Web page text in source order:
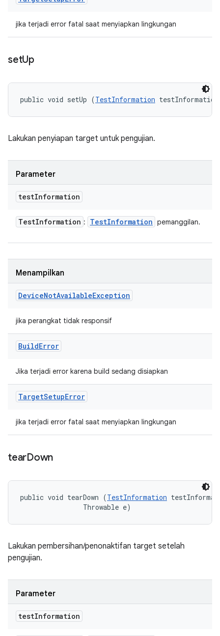
jika terjadi error fatal saat menyiapkan lingkungan
setUp
public void setUp (TestInformation
Lakukan penyiapan target untuk pengujian.
Parameter
testInformation
TestInformation : TestInformation pemanggilan.
Menampilkan
DeviceNotAvailableException
jika perangkat tidak responsif
BuildError
Jika terjadi error karena build sedang disiapkan
TargetSetupError
jika terjadi error fatal saat menyiapkan lingkungan
tearDown
public void tearDown (TestInformation
                Throwable e)
Lakukan pembersihan/penonaktifan target setelah
pengujian.
Parameter
testInformation